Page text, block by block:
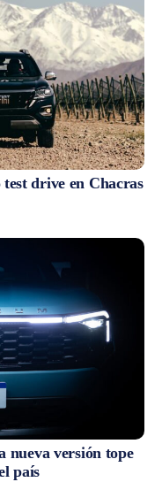
drive en Chacras
versión tope
país